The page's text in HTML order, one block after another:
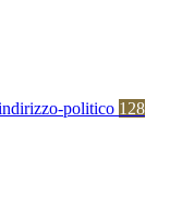
politico 128